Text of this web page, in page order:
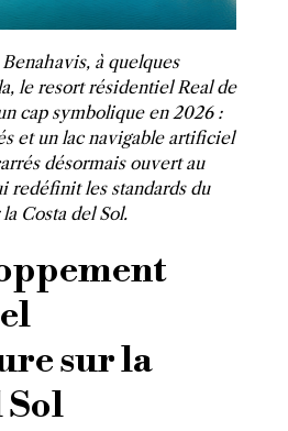
à quelques
le resort résidentiel Real de
cap symbolique en 2026 :
et un lac navigable artificiel
désormais ouvert au
redéfinit les standards du
Costa del Sol.
sur la
Sol